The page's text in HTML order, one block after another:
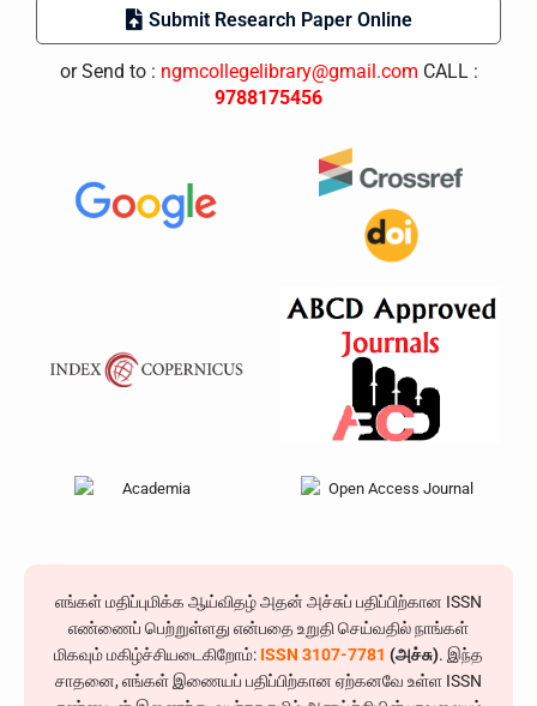
Submit Research Paper Online
or Send to : ngmcollegelibrary@gmail.com CALL :
9788175456
எங்கள் மதிப்புமிக்க ஆய்விதழ் அதன் அச்சுப் பதிப்பிற்கான ISSN
எண்ணைப் பெற்றுள்ளது என்பதை உறுதி செய்வதில் நாங்கள்
மிகவும் மகிழ்ச்சியடைகிறோம்: ISSN 3107-7781 (அச்சு). இந்த
சாதனை, எங்கள் இணையப் பதிப்பிற்கான ஏற்கனவே உள்ள ISSN